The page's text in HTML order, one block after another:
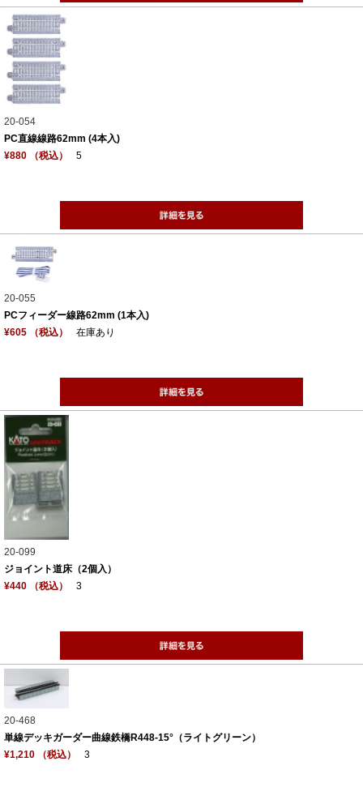
20-054
PC直線線路62mm (4本入)
¥880 （税込）
5
20-055
PCフィーダー線路62mm (1本入)
¥605 （税込）
在庫あり
20-099
ジョイント道床（2個入）
¥440 （税込）
3
20-468
単線デッキガーダー曲線鉄橋R448-15°（ライトグリーン）
¥1,210 （税込）
3